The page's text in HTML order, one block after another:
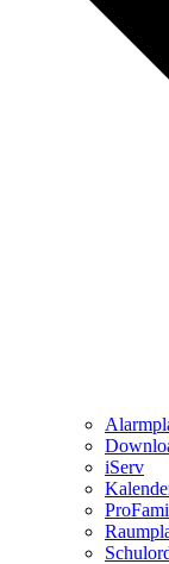
iServ